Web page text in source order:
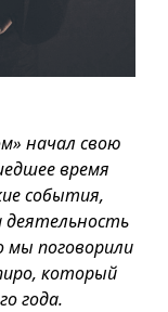
начал свою
время
события,
деятельность
мы поговорили
который
года.